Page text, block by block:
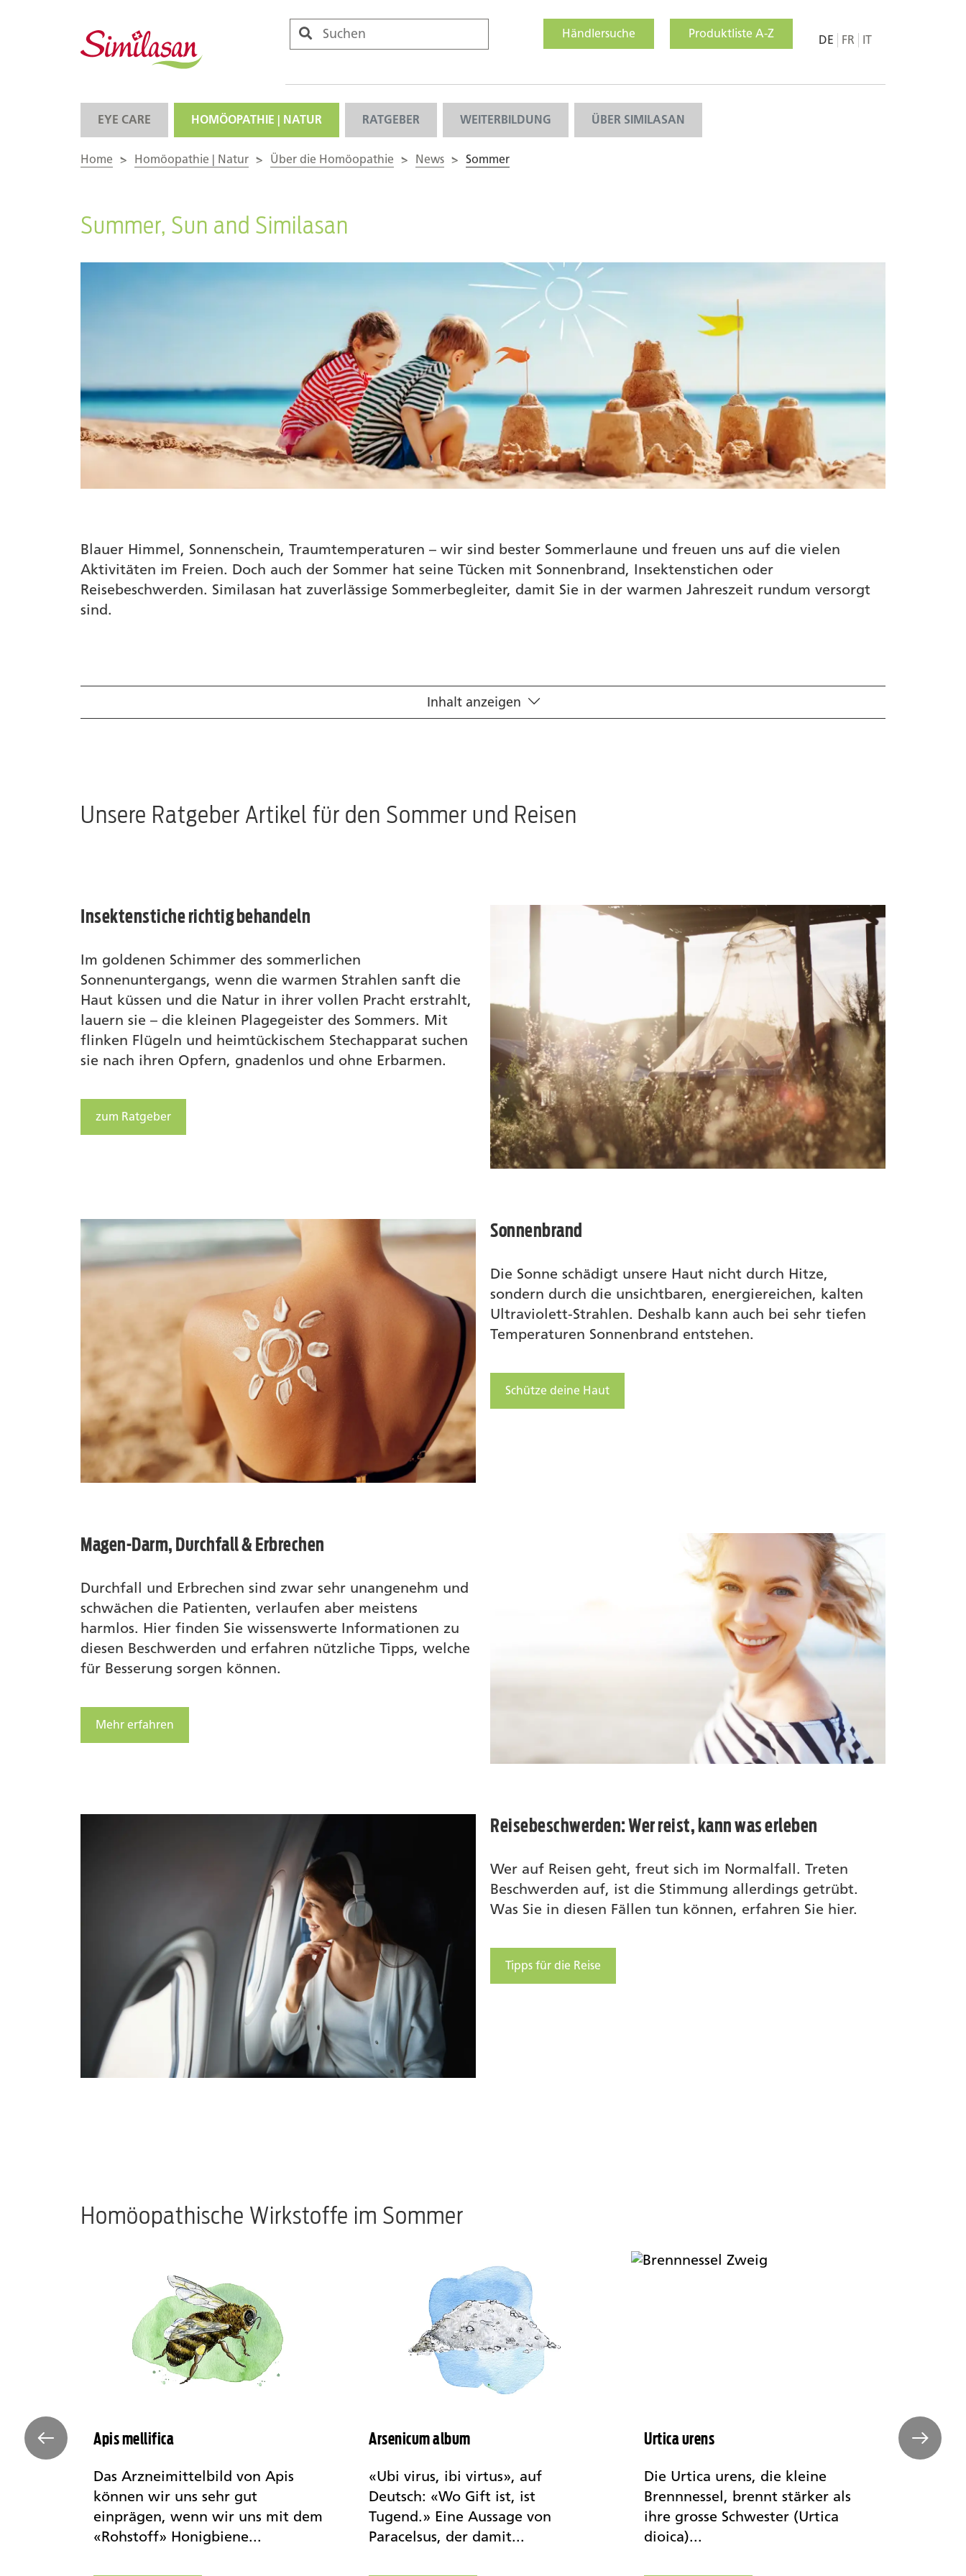
Händlersuche Produktliste A-Z DE FR IT
EYE CARE HOMÖOPATHIE | NATUR RATGEBER WEITERBILDUNG ÜBER SIMILASAN
Home > Homöopathie | Natur > Über die Homöopathie > News > Sommer
Summer, Sun and Similasan
Blauer Himmel, Sonnenschein, Traumtemperaturen – wir sind bester Sommerlaune und freuen uns auf die vielen
Aktivitäten im Freien. Doch auch der Sommer hat seine Tücken mit Sonnenbrand, Insektenstichen oder
Reisebeschwerden. Similasan hat zuverlässige Sommerbegleiter, damit Sie in der warmen Jahreszeit rundum versorgt
sind.
Inhalt anzeigen
Unsere Ratgeber Artikel für den Sommer und Reisen
Insektenstiche richtig behandeln
Im goldenen Schimmer des sommerlichen
Sonnenuntergangs, wenn die warmen Strahlen sanft die
Haut küssen und die Natur in ihrer vollen Pracht erstrahlt,
lauern sie – die kleinen Plagegeister des Sommers. Mit
flinken Flügeln und heimtückischem Stechapparat suchen
sie nach ihren Opfern, gnadenlos und ohne Erbarmen.
zum Ratgeber
Sonnenbrand
Die Sonne schädigt unsere Haut nicht durch Hitze,
sondern durch die unsichtbaren, energiereichen, kalten
Ultraviolett-Strahlen. Deshalb kann auch bei sehr tiefen
Temperaturen Sonnenbrand entstehen.
Schütze deine Haut
Magen-Darm, Durchfall & Erbrechen
Durchfall und Erbrechen sind zwar sehr unangenehm und
schwächen die Patienten, verlaufen aber meistens
harmlos. Hier finden Sie wissenswerte Informationen zu
diesen Beschwerden und erfahren nützliche Tipps, welche
für Besserung sorgen können.
Mehr erfahren
Reisebeschwerden: Wer reist, kann was erleben
Wer auf Reisen geht, freut sich im Normalfall. Treten
Beschwerden auf, ist die Stimmung allerdings getrübt.
Was Sie in diesen Fällen tun können, erfahren Sie hier.
Tipps für die Reise
Homöopathische Wirkstoffe im Sommer
Apis mellifica
Das Arzneimittelbild von Apis
können wir uns sehr gut
einprägen, wenn wir uns mit dem
«Rohstoff» Honigbiene...
Arsenicum album
«Ubi virus, ibi virtus», auf
Deutsch: «Wo Gift ist, ist
Tugend.» Eine Aussage von
Paracelsus, der damit...
Urtica urens
Die Urtica urens, die kleine
Brennnessel, brennt stärker als
ihre grosse Schwester (Urtica
dioica)...